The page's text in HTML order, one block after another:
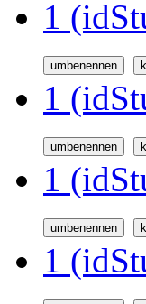
1
1
1
1